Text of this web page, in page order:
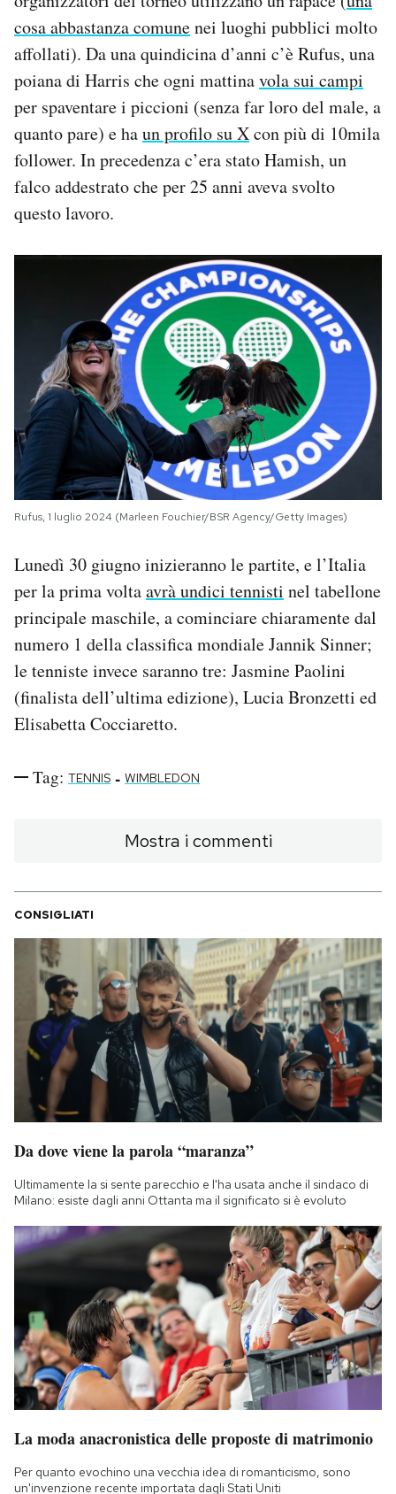
cosa abbastanza comunenei luoghi pubblici molto
affollati). Da una quindicina d’anni c’è Rufus, una
poiana di Harris che ogni mattinavola sui campi
per spaventare i piccioni (senza far loro del male, a
quanto pare) e haun profilo su Xcon più di 10mila
follower. In precedenza c’era stato Hamish, un
falco addestrato che per 25 anni aveva svolto
questo lavoro.
Rufus, 1 luglio 2024 (Marleen Fouchier/BSR Agency/Getty Images)
Lunedì 30 giugno inizieranno le partite, e l’Italia
per la prima voltaavrà undici tennisti nel tabellone
principale maschile, a cominciare chiaramente dal
numero 1 della classifica mondiale Jannik Sinner;
le tenniste invece saranno tre: Jasmine Paolini
(finalista dell’ultima edizione), Lucia Bronzetti ed
Elisabetta Cocciaretto.
Tag: TENNIS - WIMBLEDON
Mostra i commenti
CONSIGLIATI
Da dove viene la parola “maranza”
Ultimamente la si sente parecchio e l'ha usata anche il sindaco di
Milano: esiste dagli anni Ottanta ma il significato si è evoluto
La moda anacronistica delle proposte di matrimonio
Per quanto evochino una vecchia idea di romanticismo, sono
un'invenzione recente importata dagli Stati Uniti